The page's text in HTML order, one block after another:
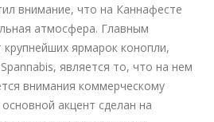
внимание, что на Каннафесте
атмосфера. Главным
ярмарок конопли,
является то, что на нем
внимания коммерческому
акцент сделан на